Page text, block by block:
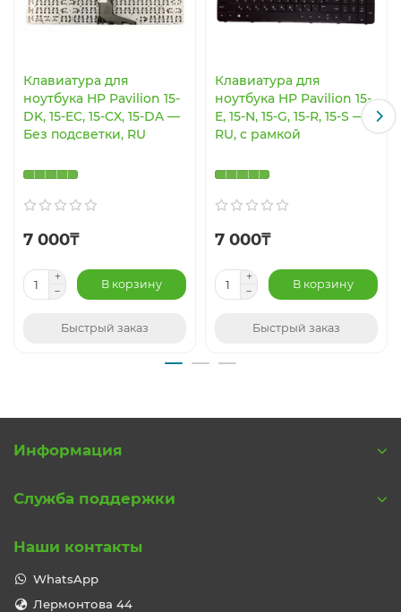
HP Pavilion 15-DW0000
HP Pavilion 15-DB
HP Pavilion 15-DR
HP Pavilion 15-DX
HP 250 G7
HP 255 G7
TPN-C136, TPN-C135, 15-DA0033WM, HPM17K3, 4HY44PA,
NSK-XN4SC, PK1329I1C09, 9Z.NEZSC.40U, 6MP21ES#ABU
Клавиатура для
ноутбука HP Pavilion 15-
DK, 15-EC, 15-CX, 15-DA —
Без подсветки, RU
7 000₸
В корзину
Быстрый заказ
Клавиатура для
ноутбука HP Pavilion 15-
E, 15-N, 15-G, 15-R, 15-S —
RU, с рамкой
7 000₸
В корзину
Быстрый заказ
Информация
Служба поддержки
Наши контакты
WhatsApp
Лермонтова 44